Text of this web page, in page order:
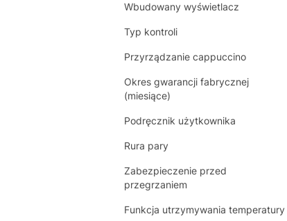
Wbudowany wyświetlacz
Typ kontroli
Przyrządzanie cappuccino
Okres gwarancji fabrycznej
(miesiące)
Podręcznik użytkownika
Rura pary
Zabezpieczenie przed
przegrzaniem
Funkcja utrzymywania temperatury